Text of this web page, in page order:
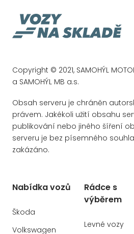
Asistent dopravního
Asistent MBUX v interiéru
Asistent přizpůsobení
AMG SPEEDSHIFT MCT
Automatická klimatizace
Baterie se zvýšenou
Bezdotykové otevírání/
Bezdrátové nabíjení
Bezpečnostní vesta pro
Copyright © 2021, SAMOHÝL
a SAMOHÝL MB a.s.
Obsah serveru je chráněn
právem. Jakékoli užití obsahu
publikování nebo jiného šíření
serveru je bez písemného
zakázáno.
Nabídka vozů
Škoda
Volkswagen
Rádce s
výběrem
Levné vozy